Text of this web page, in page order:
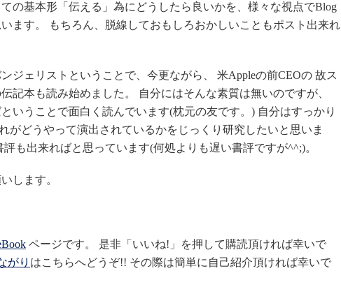
の基本形「伝える」為にどうしたら良いかを、様々な視点でBlog
ます。 もちろん、脱線しておもしろおかしいこともポスト出来れ
ジェリストということで、今更ながら、 米Appleの前CEOの 故ス
記本も読み始めました。 自分にはそんな素質は無いのですが、
いうことで面白く読んでいます(枕元の友です。) 自分はすっかり
がどうやって演出されているかをじっくり研究したいと思いま
も出来ればと思っています(何処よりも遅い書評ですが^^;)。
します。
ページです。 是非「いいね!」を押して購読頂ければ幸いで
がり はこちらへどうぞ!! その際は簡単に自己紹介頂ければ幸いで